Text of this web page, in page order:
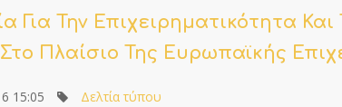
Για Την Επιχειρηματικότητα
Πλαίσιο Της Ευρωπαϊκής
15:05 Δελτία τύπου